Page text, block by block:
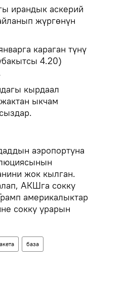
ирандык аскерий
жүргөнүн
караган түнү
4.20)
кырдаал
ыкчам
аэропортуна
жок кылган.
АКШга сокку
америкалыктар
сокку урарын
база